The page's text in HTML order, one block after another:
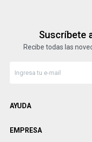
Suscríbete
Recibe todas las
AYUDA
EMPRESA